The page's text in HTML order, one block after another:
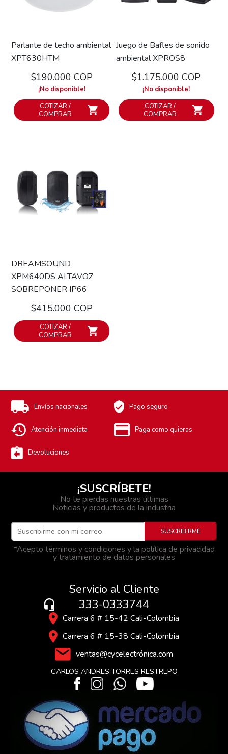
Parlante de techo ambiental
XPT630HTM
$190.000 COP
¡No disponible!
COTIZAR /
COMPRAR
Juego de Bafles de sonido
ambiental XPROS8
$1.175.000 COP
¡No disponible!
COTIZAR /
COMPRAR
DREAMSOUND
XPM640DS ALTAVOZ
SOBREPONER IP66
$415.000 COP
COTIZAR /
COMPRAR
Envíos nacionales Pago seguro
Atención inmediata Paga como quieras
Devoluciones
¡SUSCRÍBETE!
No te pierdas nuestras últimas
Noticias y productos de la industria
*Acepto términos y condiciones y la política de privacidad
y tratamiento de datos personales
Servicio al Cliente
333-0333744
Carrera 6 # 15-42 Cali-Colombia
Carrera 6 # 15-38 Cali-Colombia
ventas@cycelectrónica.com
CARLOS ANDRES TORRES RESTREPO